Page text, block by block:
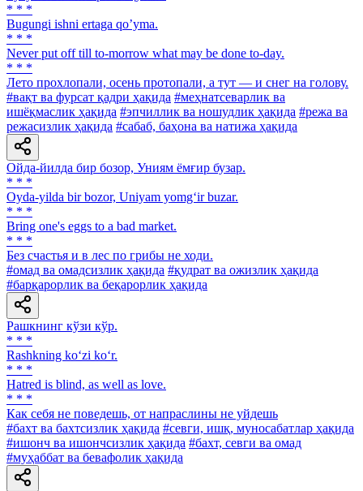
* * *
Bugungi ishni ertaga qoʼyma.
* * *
Never put off till to-morrow what may be done to-day.
* * *
Лето прохлопали, осень протопали, а тут — и снег на голову.
#вақт ва фурсат қадри ҳақида #меҳнатсеварлик ва
ишёқмаслик ҳақида #эпчиллик ва ношудлик ҳақида #режа ва
режасизлик ҳақида #сабаб, баҳона ва натижа ҳақида
Ойда-йилда бир бозор, Униям ёмғир бузар.
* * *
Oyda-yilda bir bozor, Uniyam yomg‘ir buzar.
* * *
Bring one's eggs to a bad market.
* * *
Без счастья и в лес по грибы не ходи.
#омад ва омадсизлик ҳақида #қудрат ва ожизлик ҳақида
#барқарорлик ва беқарорлик ҳақида
Рашкнинг кўзи кўр.
* * *
Rashkning ko‘zi ko‘r.
* * *
Hatred is blind, as well as love.
* * *
Как себя не поведешь, от напраслины не уйдешь
#бахт ва бахтсизлик ҳақида #севги, ишқ, муносабатлар ҳақида
#ишонч ва ишончсизлик ҳақида #бахт, севги ва омад
#муҳаббат ва бевафолик ҳақида